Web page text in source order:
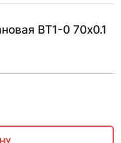
ВТ1-0 70х0.1